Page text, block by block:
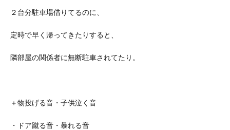
２台分駐車場借りてるのに、
定時で早く帰ってきたりすると、
隣部屋の関係者に無断駐車されてたり。
＋物投げる音・子供泣く音
・ドア蹴る音・暴れる音